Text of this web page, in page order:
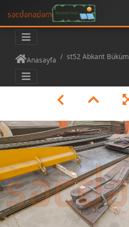
Anasayfa st52 Abkant Büküm